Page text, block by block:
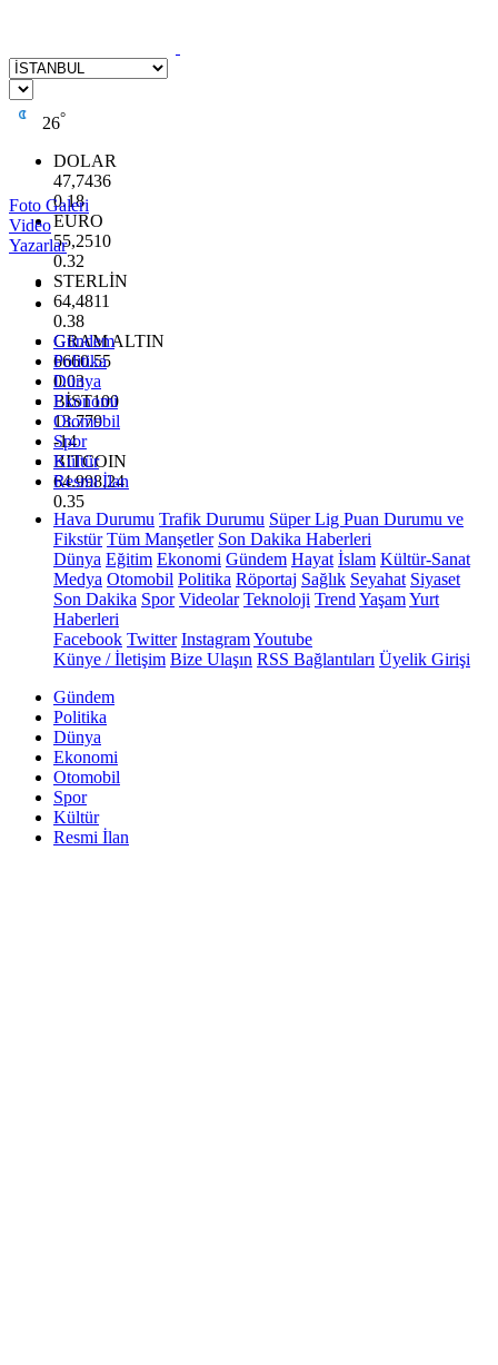
26°
DOLAR
47,7436
0.18
EURO
55,2510
0.32
STERLİN
64,4811
0.38
GRAM ALTIN
6660.55
0.03
BİST100
13.779
-14
BITCOIN
64.998,24
0.35
Foto Galeri
Video
Yazarlar
Gündem
Politika
Dünya
Ekonomi
Otomobil
Spor
Kültür
Resmi İlan
Hava Durumu Trafik Durumu Süper Lig Puan Durumu ve
Fikstür Tüm Manşetler Son Dakika Haberleri
Dünya Eğitim Ekonomi Gündem Hayat İslam Kültür-Sanat
Medya Otomobil Politika Röportaj Sağlık Seyahat Siyaset
Son Dakika Spor Videolar Teknoloji Trend YaşamYurt
Haberleri
Facebook Twitter InstagramYoutube
Künye / İletişim Bize Ulaşın RSS Bağlantıları Üyelik Girişi
Gündem
Politika
Dünya
Ekonomi
Otomobil
Spor
Kültür
Resmi İlan